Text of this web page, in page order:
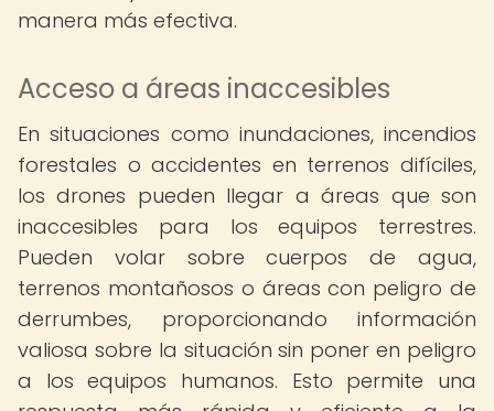
manera más efectiva.
Acceso a áreas inaccesibles
En situaciones como inundaciones, incendios
forestales o accidentes en terrenos difíciles,
los drones pueden llegar a áreas que son
inaccesibles para los equipos terrestres.
Pueden volar sobre cuerpos de agua,
terrenos montañosos o áreas con peligro de
derrumbes, proporcionando información
valiosa sobre la situación sin poner en peligro
a los equipos humanos. Esto permite una